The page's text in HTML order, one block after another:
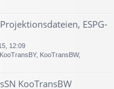
ESPG-
12:09
KooTransBW,
KooTransBW